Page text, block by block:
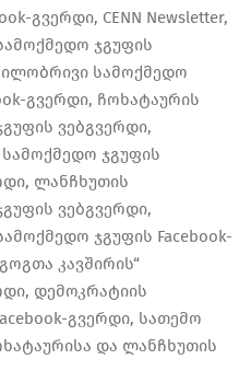
გვერდი, CENN Newsletter,
ჯგუფის
სამოქმედო
გვერდი, ჩოხატაურის
ვებგვერდი,
ჯგუფის
ლანჩხუთის
ვებგვერდი,
ჯგუფის Facebook-
კავშირის“
დემოკრატიის
გვერდი, სათემო
და ლანჩხუთის